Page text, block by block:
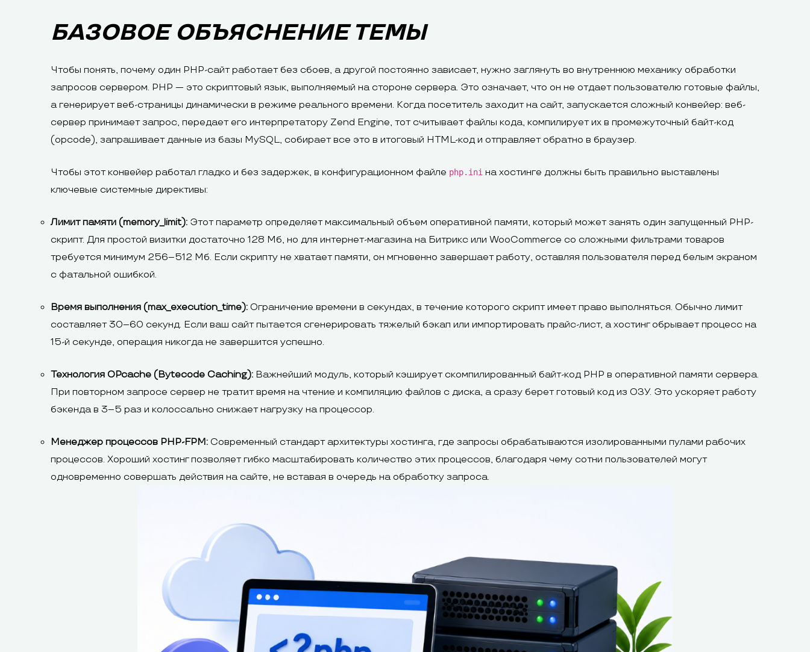
БАЗОВОЕ ОБЪЯСНЕНИЕ ТЕМЫ
Чтобы понять, почему один PHP-сайт работает без сбоев, а другой постоянно зависает, нужно заглянуть во внутреннюю механику обработки
запросов сервером. PHP — это скриптовый язык, выполняемый на стороне сервера. Это означает, что он не отдает пользователю готовые файлы,
а генерирует веб-страницы динамически в режиме реального времени. Когда посетитель заходит на сайт, запускается сложный конвейер: веб-
сервер принимает запрос, передает его интерпретатору Zend Engine, тот считывает файлы кода, компилирует их в промежуточный байт-код
(opcode), запрашивает данные из базы MySQL, собирает все это в итоговый HTML-код и отправляет обратно в браузер.
Чтобы этот конвейер работал гладко и без задержек, в конфигурационном файле php.ini на хостинге должны быть правильно выставлены
ключевые системные директивы:
Лимит памяти (memory_limit): Этот параметр определяет максимальный объем оперативной памяти, который может занять один запущенный PHP-
скрипт. Для простой визитки достаточно 128 Мб, но для интернет-магазина на Битрикс или WooCommerce со сложными фильтрами товаров
требуется минимум 256–512 Мб. Если скрипту не хватает памяти, он мгновенно завершает работу, оставляя пользователя перед белым экраном
с фатальной ошибкой.
Время выполнения (max_execution_time): Ограничение времени в секундах, в течение которого скрипт имеет право выполняться. Обычно лимит
составляет 30–60 секунд. Если ваш сайт пытается сгенерировать тяжелый бэкап или импортировать прайс-лист, а хостинг обрывает процесс на
15-й секунде, операция никогда не завершится успешно.
Технология OPcache (Bytecode Caching): Важнейший модуль, который кэширует скомпилированный байт-код PHP в оперативной памяти сервера.
При повторном запросе сервер не тратит время на чтение и компиляцию файлов с диска, а сразу берет готовый код из ОЗУ. Это ускоряет работу
бэкенда в 3–5 раз и колоссально снижает нагрузку на процессор.
Менеджер процессов PHP-FPM: Современный стандарт архитектуры хостинга, где запросы обрабатываются изолированными пулами рабочих
процессов. Хороший хостинг позволяет гибко масштабировать количество этих процессов, благодаря чему сотни пользователей могут
одновременно совершать действия на сайте, не вставая в очередь на обработку запроса.